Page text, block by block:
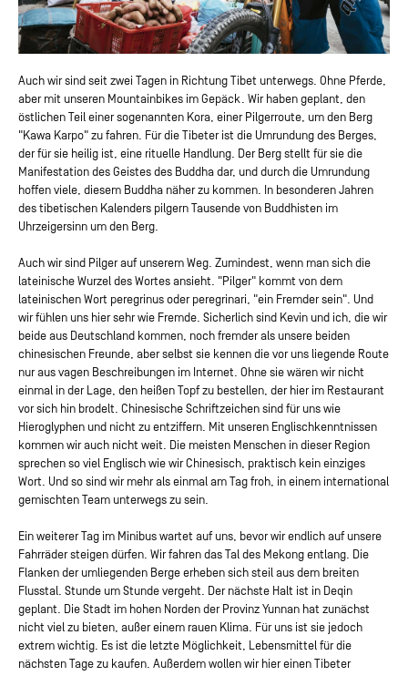
Auch wir sind seit zwei Tagen in Richtung Tibet unterwegs. Ohne Pferde,
aber mit unseren Mountainbikes im Gepäck. Wir haben geplant, den
östlichen Teil einer sogenannten Kora, einer Pilgerroute, um den Berg
"Kawa Karpo" zu fahren. Für die Tibeter ist die Umrundung des Berges,
der für sie heilig ist, eine rituelle Handlung. Der Berg stellt für sie die
Manifestation des Geistes des Buddha dar, und durch die Umrundung
hoffen viele, diesem Buddha näher zu kommen. In besonderen Jahren
des tibetischen Kalenders pilgern Tausende von Buddhisten im
Uhrzeigersinn um den Berg.
Auch wir sind Pilger auf unserem Weg. Zumindest, wenn man sich die
lateinische Wurzel des Wortes ansieht. "Pilger" kommt von dem
lateinischen Wort peregrinus oder peregrinari, "ein Fremder sein". Und
wir fühlen uns hier sehr wie Fremde. Sicherlich sind Kevin und ich, die wir
beide aus Deutschland kommen, noch fremder als unsere beiden
chinesischen Freunde, aber selbst sie kennen die vor uns liegende Route
nur aus vagen Beschreibungen im Internet. Ohne sie wären wir nicht
einmal in der Lage, den heißen Topf zu bestellen, der hier im Restaurant
vor sich hin brodelt. Chinesische Schriftzeichen sind für uns wie
Hieroglyphen und nicht zu entziffern. Mit unseren Englischkenntnissen
kommen wir auch nicht weit. Die meisten Menschen in dieser Region
sprechen so viel Englisch wie wir Chinesisch, praktisch kein einziges
Wort. Und so sind wir mehr als einmal am Tag froh, in einem international
gemischten Team unterwegs zu sein.
Ein weiterer Tag im Minibus wartet auf uns, bevor wir endlich auf unsere
Fahrräder steigen dürfen. Wir fahren das Tal des Mekong entlang. Die
Flanken der umliegenden Berge erheben sich steil aus dem breiten
Flusstal. Stunde um Stunde vergeht. Der nächste Halt ist in Deqin
geplant. Die Stadt im hohen Norden der Provinz Yunnan hat zunächst
nicht viel zu bieten, außer einem rauen Klima. Für uns ist sie jedoch
extrem wichtig. Es ist die letzte Möglichkeit, Lebensmittel für die
nächsten Tage zu kaufen. Außerdem wollen wir hier einen Tibeter